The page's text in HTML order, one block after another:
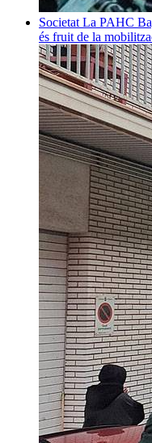
Societat La PAHC
és fruit de la